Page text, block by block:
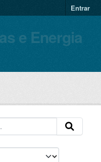
Entrar
e Energia